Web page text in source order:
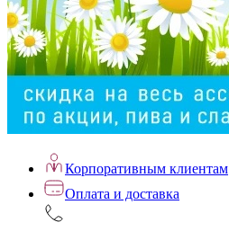
Корпоративным клиентам
Оплата и доставка